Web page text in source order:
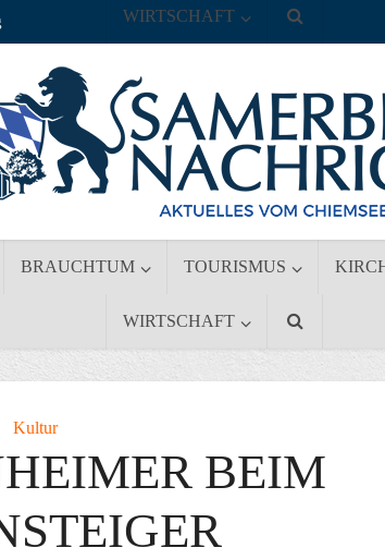
BRAUCHTUM TOURISMUS
WIRTSCHAFT
WIRTSCHAFT
Kultur
BEIM